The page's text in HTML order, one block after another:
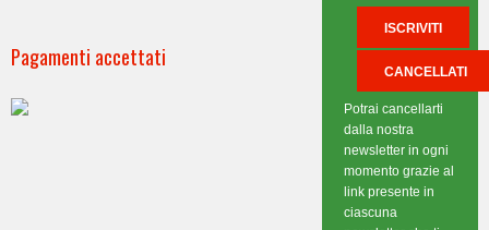
Pagamenti accettati
Potrai cancellarti
dalla nostra
newsletter in ogni
momento grazie al
link presente in
ciascuna